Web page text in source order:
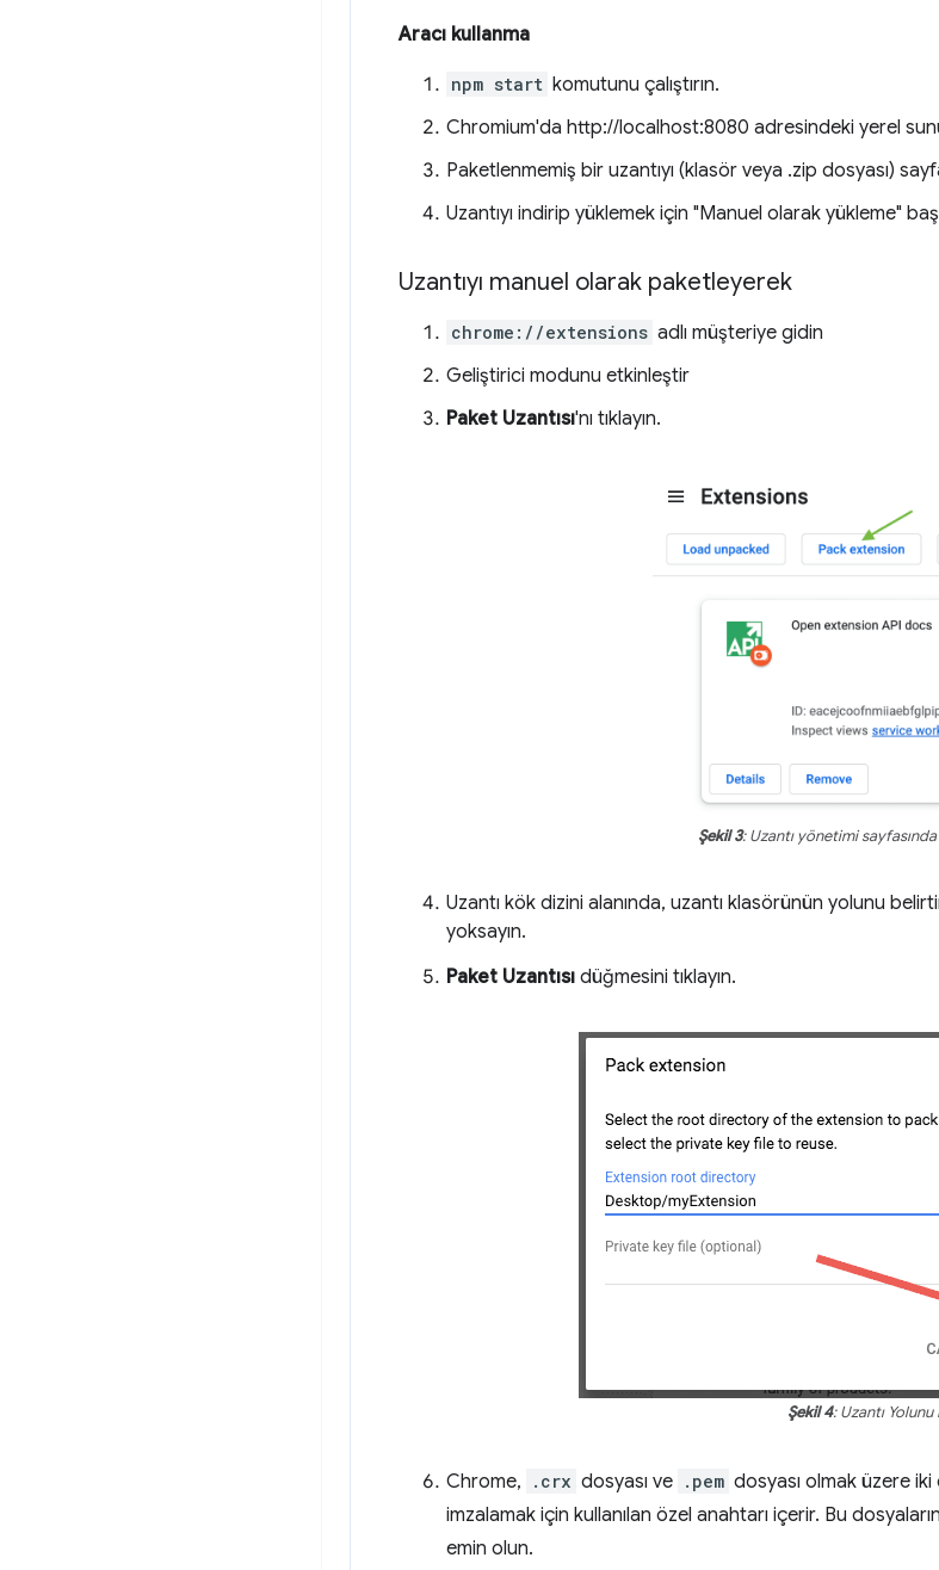
Aracı kullanma
npm start komutunu çalıştırın.
Chromium'da http://localhost:8080 adresindeki yerel
Paketlenmemiş bir uzantıyı (klasör veya .zip dosyası)
Uzantıyı indirip yüklemek için "Manuel olarak yükleme"
Uzantıyı manuel olarak paketleyerek
chrome://extensions adlı müşteriye gidin
Geliştirici modunu etkinleştir
Paket Uzantısı'nı tıklayın.
Şekil 3: Uzantı yönetimi
Uzantı kök dizini alanında, uzantı klasörünün yolunu
yoksayın.
Paket Uzantısı düğmesini tıklayın.
Şekil 4: Uzantı
Chrome, .crx dosyası ve .pem dosyası olmak üzere
imzalamak için kullanılan özel anahtarı içerir. Bu
emin olun.